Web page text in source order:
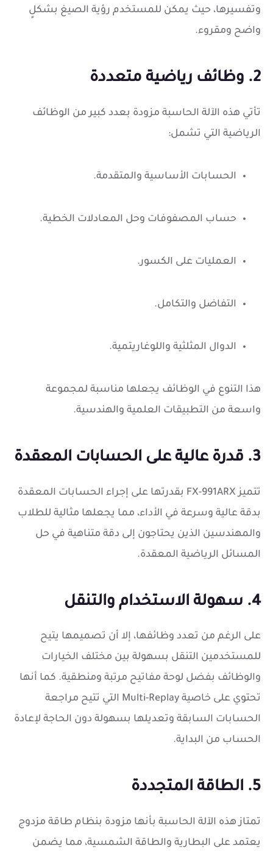
وتفسيرها، حيث يمكن للمستخدم رؤية الصيغ بشكلٍ
واضح ومقروء.
2. وظائف رياضية متعددة
تأتي هذه الآلة الحاسبة مزودة بعدد كبير من الوظائف
الرياضية التي تشمل:
الحسابات الأساسية والمتقدمة.
حساب المصفوفات وحل المعادلات الخطية.
العمليات على الكسور.
التفاضل والتكامل.
الدوال المثلثية واللوغاريتمية.
هذا التنوع في الوظائف يجعلها مناسبة لمجموعة
واسعة من التطبيقات العلمية والهندسية.
3. قدرة عالية على الحسابات المعقدة
تتميز FX-991ARX بقدرتها على إجراء الحسابات المعقدة
بدقة عالية وسرعة في الأداء، مما يجعلها مثالية للطلاب
والمهندسين الذين يحتاجون إلى دقة متناهية في حل
المسائل الرياضية المعقدة.
4. سهولة الاستخدام والتنقل
على الرغم من تعدد وظائفها، إلا أن تصميمها يتيح
للمستخدمين التنقل بسهولة بين مختلف الخيارات
والوظائف بفضل لوحة مفاتيح مرتبة ومنطقية. كما أنها
تحتوي على خاصية Multi-Replay التي تتيح مراجعة
الحسابات السابقة وتعديلها بسهولة دون الحاجة لإعادة
الحساب من البداية.
5. الطاقة المتجددة
تمتاز هذه الآلة الحاسبة بأنها مزودة بنظام طاقة مزدوج
يعتمد على البطارية والطاقة الشمسية، مما يضمن